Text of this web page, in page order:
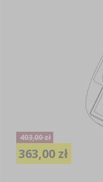
403,00 zł
363,00 zł